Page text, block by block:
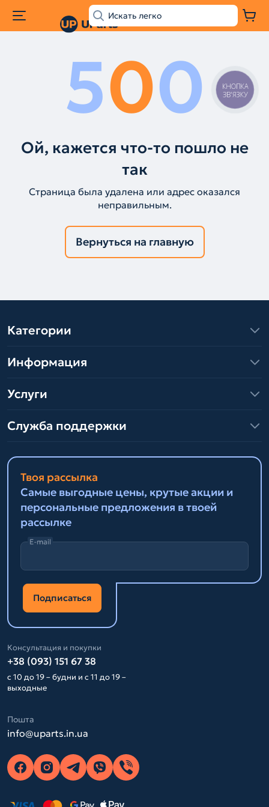
500
Ой, кажется что-то пошло не
так
Страница была удалена или адрес оказался
неправильным.
Вернуться на главную
Категории
Информация
Услуги
Служба поддержки
Твоя рассылка
Самые выгодные цены, крутые акции и
персональные предложения в твоей
рассылке
E-mail
Подписаться
Консультация и покупки
+38 (093) 151 67 38
с 10 до 19 – будни и с 11 до 19 –
выходные
Пошта
info@uparts.in.ua
КНОПКА
ЗВ'ЯЗКУ